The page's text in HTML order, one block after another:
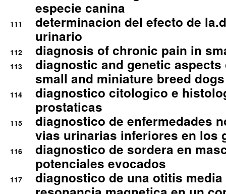
especie canina
111
determinacion del efecto de
urinario
112 diagnosis of chronic pain in
113
diagnostic and genetic
small and miniature breed
114
diagnostico citologico e
prostaticas
115
diagnostico de enfermedades
vias urinarias inferiores en los
116
diagnostico de sordera en
potenciales evocados
117
diagnostico de una otitis